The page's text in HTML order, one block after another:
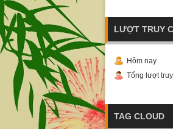
LƯỢT TRUY
Hôm nay
Tổng lượt
TAG CLOUD